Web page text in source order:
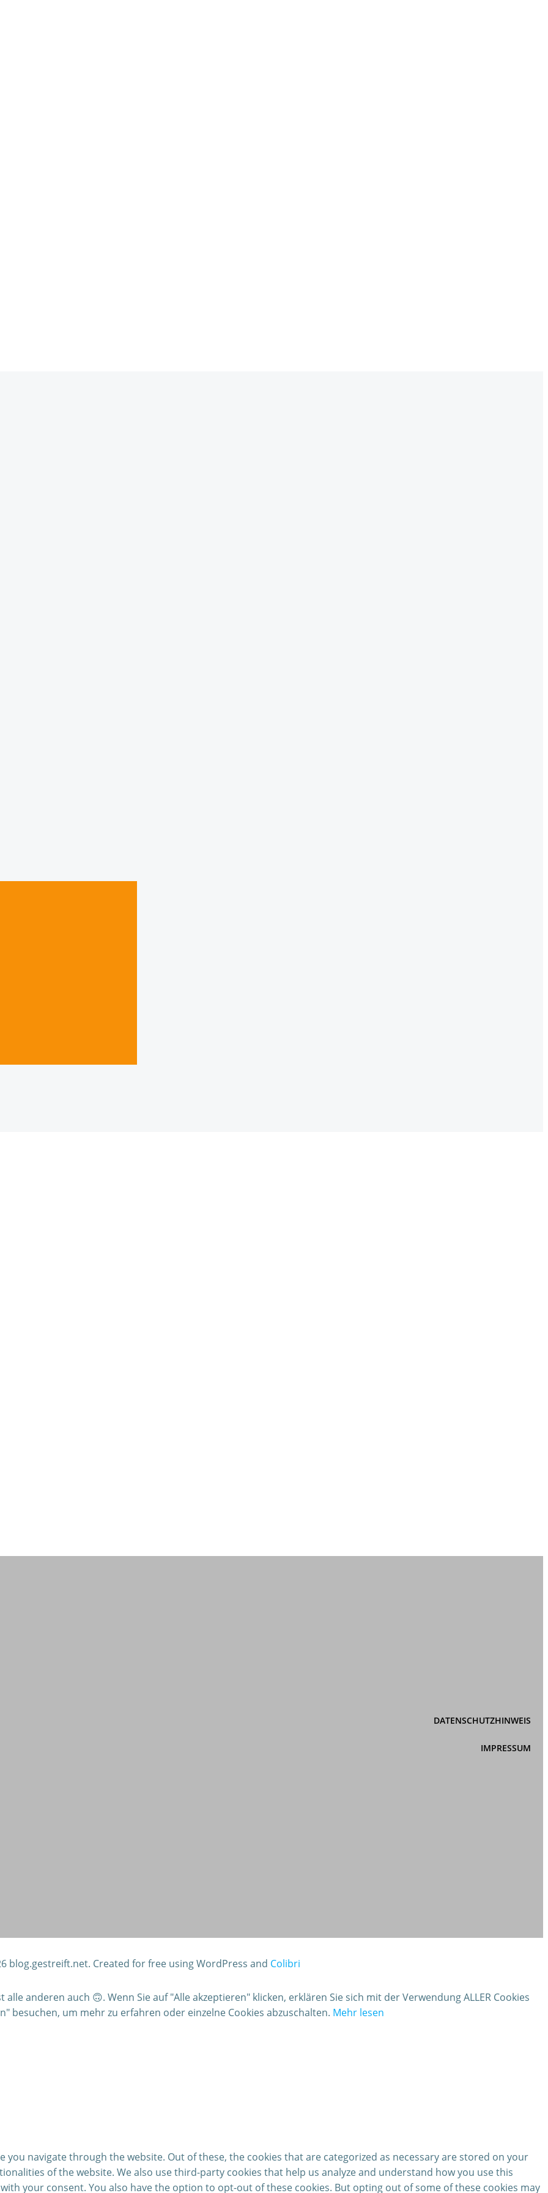
DATENSCHUTZHINWEIS
IMPRESSUM
blog.gestreift.net. Created for free using WordPress and Colibri
anderen auch 🙃. Wenn Sie auf "Alle akzeptieren" klicken, erklären Sie sich mit der Verwendung ALLER Cookies
besuchen, um mehr zu erfahren oder einzelne Cookies abzuschalten. Mehr lesen
you navigate through the website. Out of these, the cookies that are categorized as necessary are stored on your
of the website. We also use third-party cookies that help us analyze and understand how you use this
your consent. You also have the option to opt-out of these cookies. But opting out of some of these cookies may